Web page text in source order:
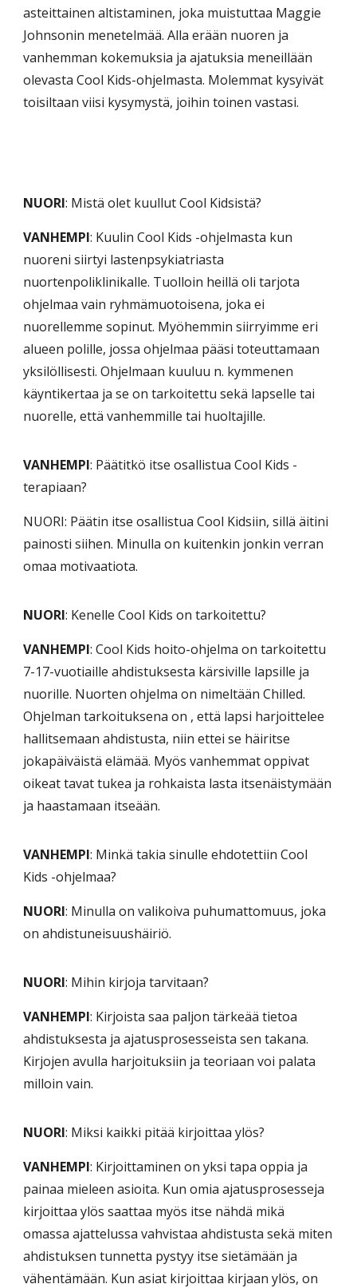
asteittainen altistaminen, joka muistuttaa Maggie
Johnsonin menetelmää. Alla erään nuoren ja
vanhemman kokemuksia ja ajatuksia meneillään
olevasta Cool Kids-ohjelmasta. Molemmat kysyivät
toisiltaan viisi kysymystä, joihin toinen vastasi.
NUORI: Mistä olet kuullut Cool Kidsistä?
VANHEMPI: Kuulin Cool Kids -ohjelmasta kun
nuoreni siirtyi lastenpsykiatriasta
nuortenpoliklinikalle. Tuolloin heillä oli tarjota
ohjelmaa vain ryhmämuotoisena, joka ei
nuorellemme sopinut. Myöhemmin siirryimme eri
alueen polille, jossa ohjelmaa pääsi toteuttamaan
yksilöllisesti. Ohjelmaan kuuluu n. kymmenen
käyntikertaa ja se on tarkoitettu sekä lapselle tai
nuorelle, että vanhemmille tai huoltajille.
VANHEMPI: Päätitkö itse osallistua Cool Kids -
terapiaan?
NUORI: Päätin itse osallistua Cool Kidsiin, sillä äitini
painosti siihen. Minulla on kuitenkin jonkin verran
omaa motivaatiota.
NUORI: Kenelle Cool Kids on tarkoitettu?
VANHEMPI: Cool Kids hoito-ohjelma on tarkoitettu
7-17-vuotiaille ahdistuksesta kärsiville lapsille ja
nuorille. Nuorten ohjelma on nimeltään Chilled.
Ohjelman tarkoituksena on , että lapsi harjoittelee
hallitsemaan ahdistusta, niin ettei se häiritse
jokapäiväistä elämää. Myös vanhemmat oppivat
oikeat tavat tukea ja rohkaista lasta itsenäistymään
ja haastamaan itseään.
VANHEMPI: Minkä takia sinulle ehdotettiin Cool
Kids -ohjelmaa?
NUORI: Minulla on valikoiva puhumattomuus, joka
on ahdistuneisuushäiriö.
NUORI: Mihin kirjoja tarvitaan?
VANHEMPI: Kirjoista saa paljon tärkeää tietoa
ahdistuksesta ja ajatusprosesseista sen takana.
Kirjojen avulla harjoituksiin ja teoriaan voi palata
milloin vain.
NUORI: Miksi kaikki pitää kirjoittaa ylös?
VANHEMPI: Kirjoittaminen on yksi tapa oppia ja
painaa mieleen asioita. Kun omia ajatusprosesseja
kirjoittaa ylös saattaa myös itse nähdä mikä
omassa ajattelussa vahvistaa ahdistusta sekä miten
ahdistuksen tunnetta pystyy itse sietämään ja
vähentämään. Kun asiat kirjoittaa kirjaan ylös, on